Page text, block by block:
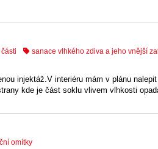
sanace vlhkého zdiva a jeho vnější
injektáž.V interiéru mám v plánu
kde je část soklu vlivem vlhkosti
omítky